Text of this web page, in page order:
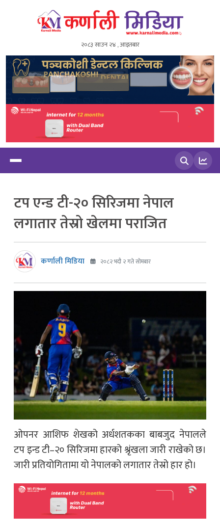
२०८३ साउन २४ , आइतबार
टप एन्ड टी-२० सिरिजमा नेपाल
लगातार तेस्रो खेलमा पराजित
कर्णाली मिडिया २०८२ भदौ २ गते सोमबार
ओपनर आशिफ शेखको अर्धशतकका बाबजुद नेपालले
टप इन्ड टी–२० सिरिजमा हारको श्रृंखला जारी राखेको छ।
जारी प्रतियोगितामा यो नेपालको लगातार तेस्रो हार हो।